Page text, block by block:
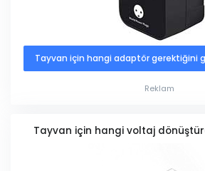
Tayvan için hangi adaptör gerektiğini
Reklam
Tayvan için hangi voltaj